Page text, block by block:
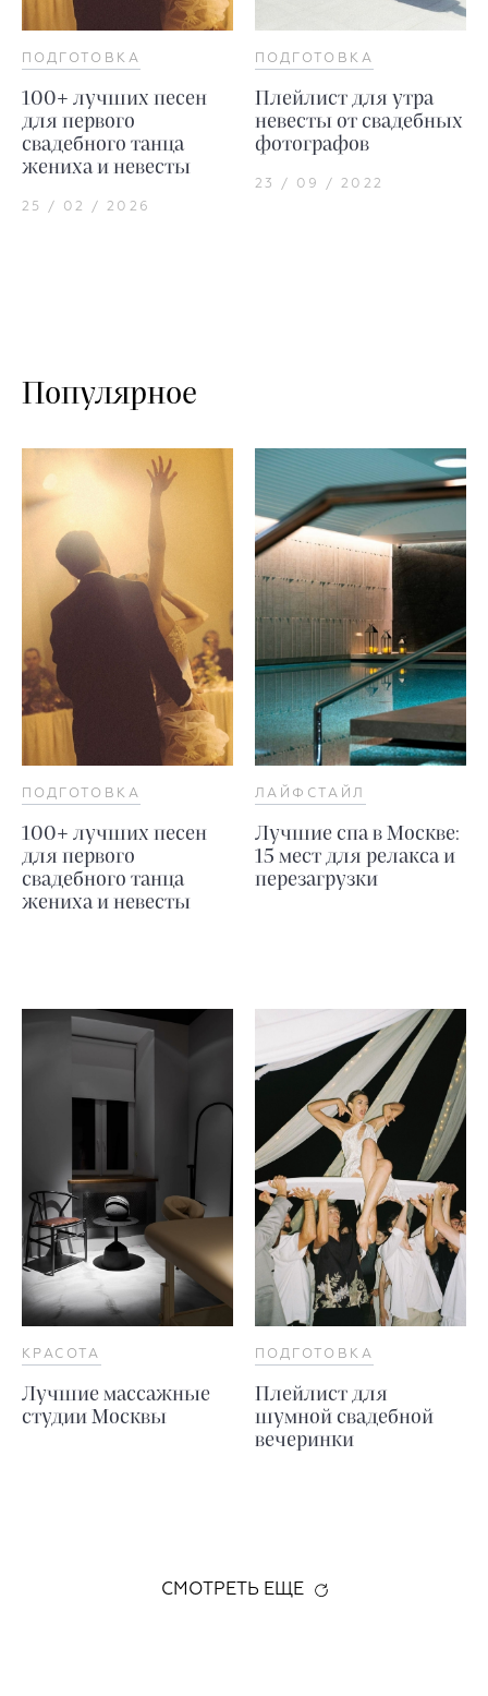
ПОДГОТОВКА
100+ лучших песен
для первого
свадебного танца
жениха и невесты
25 / 02 / 2026
ПОДГОТОВКА
Плейлист для утра
невесты от свадебных
фотографов
23 / 09 / 2022
Популярное
ПОДГОТОВКА
100+ лучших песен
для первого
свадебного танца
жениха и невесты
ЛАЙФСТАЙЛ
Лучшие спа в Москве:
15 мест для релакса и
перезагрузки
КРАСОТА
Лучшие массажные
студии Москвы
ПОДГОТОВКА
Плейлист для
шумной свадебной
вечеринки
СМОТРЕТЬ ЕЩЕ